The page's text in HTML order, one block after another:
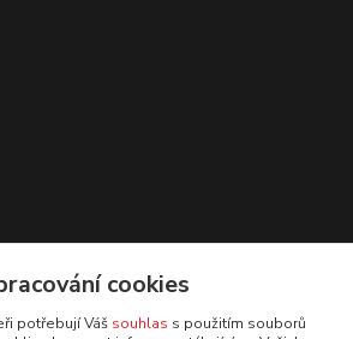
cookies
potřebují Váš souhlas s použitím souborů